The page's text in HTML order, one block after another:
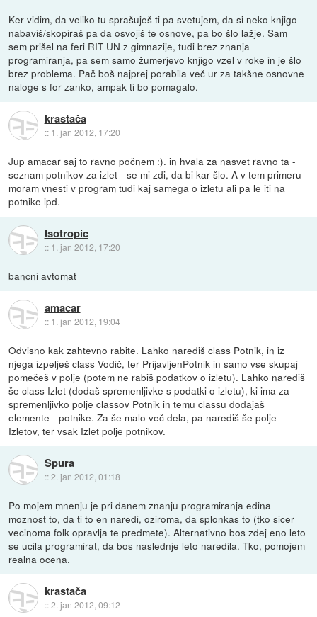
Ker vidim, da veliko tu sprašuješ ti pa svetujem, da si neko knjigo
nabaviš/skopiraš pa da osvojiš te osnove, pa bo šlo lažje. Sam
sem prišel na feri RIT UN z gimnazije, tudi brez znanja
programiranja, pa sem samo žumerjevo knjigo vzel v roke in je šlo
brez problema. Pač boš najprej porabila več ur za takšne osnovne
naloge s for zanko, ampak ti bo pomagalo.
krastača
:: 1. jan 2012, 17:20
Jup amacar saj to ravno počnem :). in hvala za nasvet ravno ta -
seznam potnikov za izlet - se mi zdi, da bi kar šlo. A v tem primeru
moram vnesti v program tudi kaj samega o izletu ali pa le iti na
potnike ipd.
Isotropic
:: 1. jan 2012, 17:20
bancni avtomat
amacar
:: 1. jan 2012, 19:04
Odvisno kak zahtevno rabite. Lahko narediš class Potnik, in iz
njega izpelješ class Vodič, ter PrijavljenPotnik in samo vse skupaj
pomečeš v polje (potem ne rabiš podatkov o izletu). Lahko narediš
še class Izlet (dodaš spremenljivke s podatki o izletu), ki ima za
spremenljivko polje classov Potnik in temu classu dodajaš
elemente - potnike. Za še malo več dela, pa narediš še polje
Izletov, ter vsak Izlet polje potnikov.
Spura
::2. jan 2012, 01:18
Po mojem mnenju je pri danem znanju programiranja edina
moznost to, da ti to en naredi, oziroma, da splonkas to (tko sicer
vecinoma folk opravlja te predmete). Alternativno bos zdej eno leto
se ucila programirat, da bos naslednje leto naredila. Tko, pomojem
realna ocena.
krastača
::2. jan 2012, 09:12